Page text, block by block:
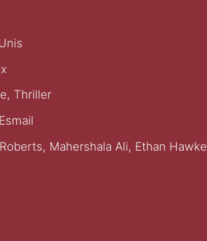
Thriller
Mahershala Ali, Ethan Hawke